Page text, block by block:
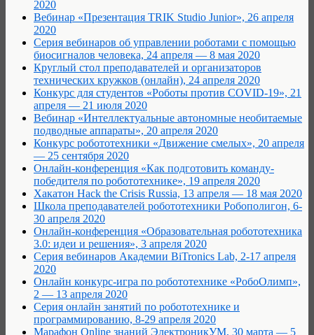
2020
Вебинар «Презентация TRIK Studio Junior», 26 апреля
2020
Cерия вебинаров об управлении роботами с помощью
биосигналов человека, 24 апреля — 8 мая 2020
Круглый стол преподавателей и организаторов
технических кружков (онлайн), 24 апреля 2020
Конкурс для студентов «Роботы против COVID-19», 21
апреля — 21 июля 2020
Вебинар «Интеллектуальные автономные необитаемые
подводные аппараты», 20 апреля 2020
Конкурс робототехники «Движение смелых», 20 апреля
— 25 сентября 2020
Онлайн-конференция «Как подготовить команду-
победителя по робототехнике», 19 апреля 2020
Хакатон Hack the Crisis Russia, 13 апреля — 18 мая 2020
Школа преподавателей робототехники Робополигон, 6-
30 апреля 2020
Онлайн-конференция «Образовательная робототехника
3.0: идеи и решения», 3 апреля 2020
Серия вебинаров Академии BiTronics Lab, 2-17 апреля
2020
Онлайн конкурс-игра по робототехнике «РобоОлимп»,
2 — 13 апреля 2020
Серия онлайн занятий по робототехнике и
программированию, 8-29 апреля 2020
Марафон Online знаний ЭлектроникУМ, 30 марта — 5